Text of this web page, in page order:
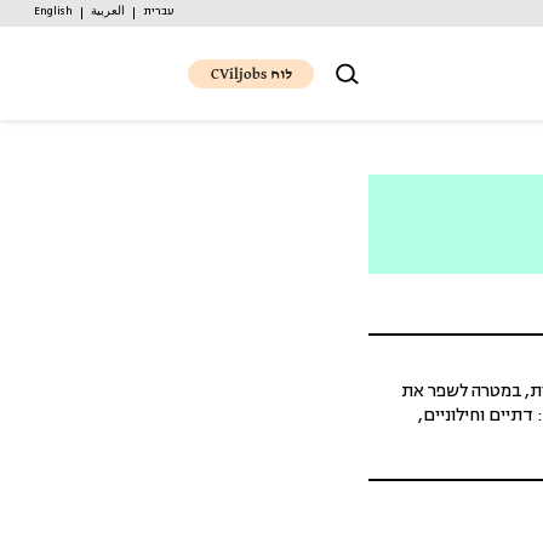
עברית العربية English
לוח CViljobs
במטרה לשפר את
וחילוניים,